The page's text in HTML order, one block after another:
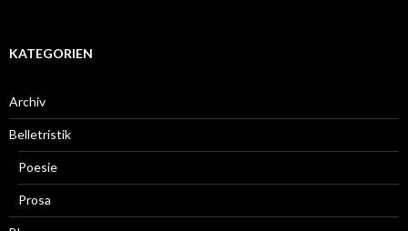
KATEGORIEN
Archiv
Belletristik
Poesie
Prosa